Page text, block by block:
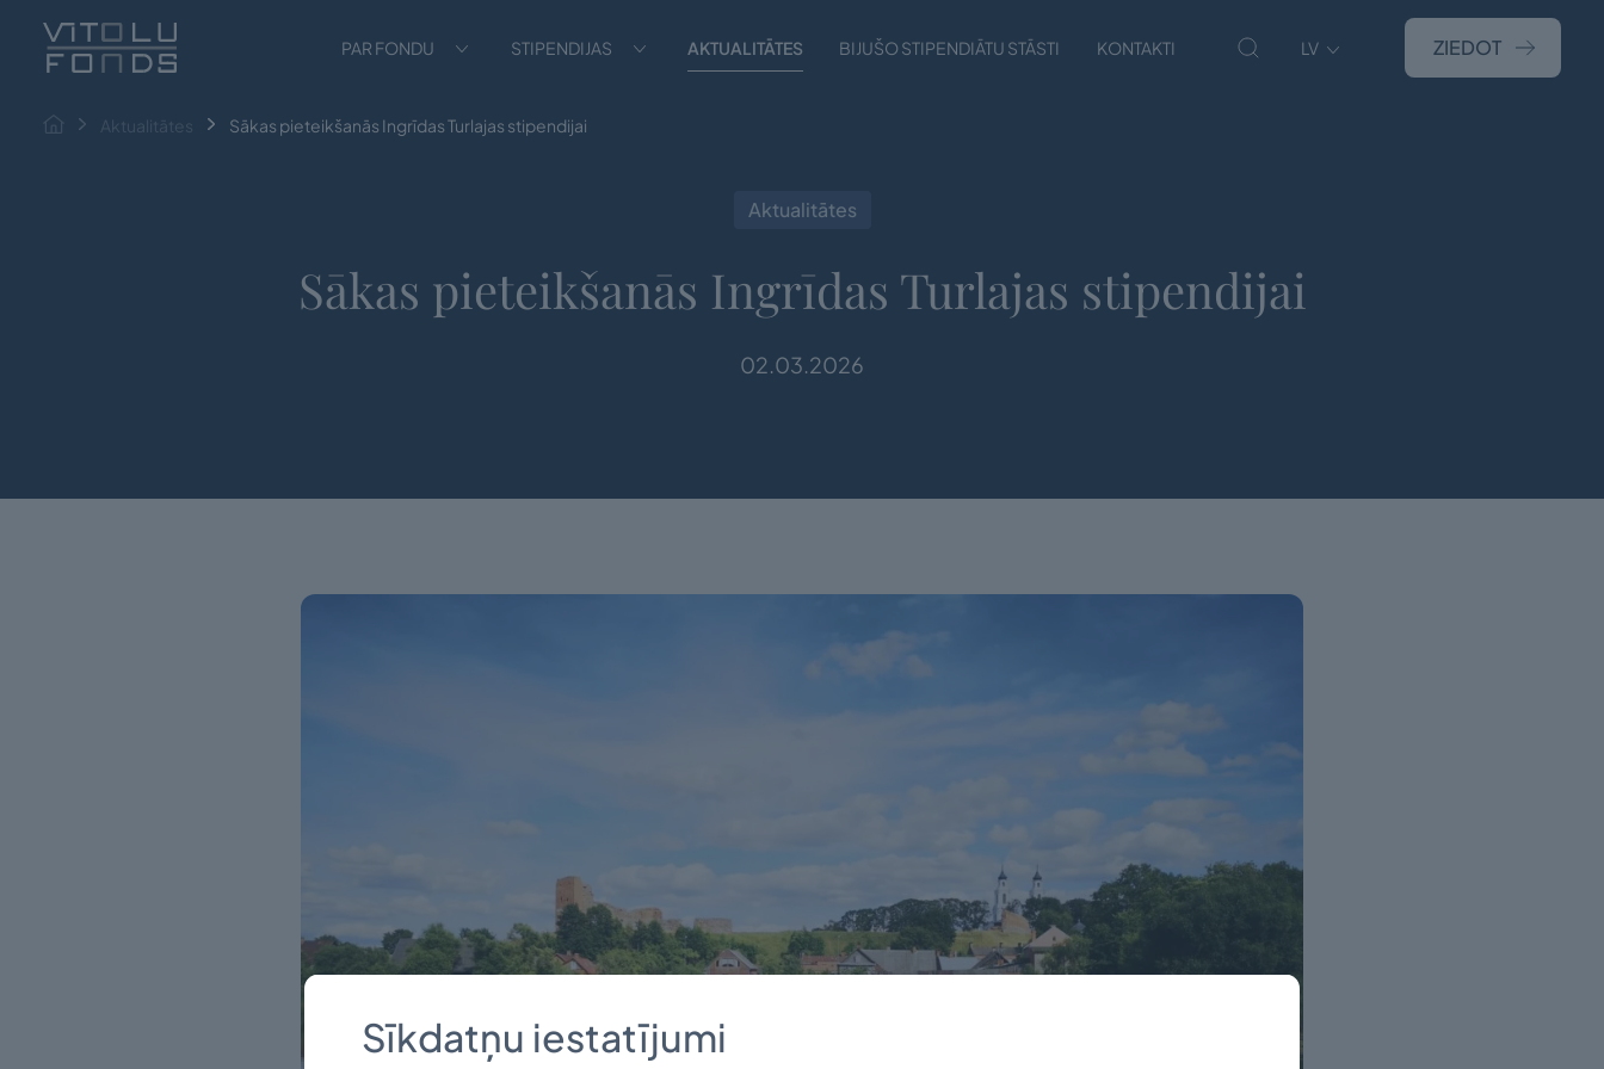
PAR FONDU STIPENDIJAS AKTUALITĀTES BIJUŠO STIPENDIĀTU STĀSTI KONTAKTI LV ZIEDOT
Aktualitātes Sākas pieteikšanās Ingrīdas Turlajas stipendijai
Aktualitātes
Sākas pieteikšanās Ingrīdas Turlajas stipendijai
02.03.2026
Sīkdatņu iestatījumi